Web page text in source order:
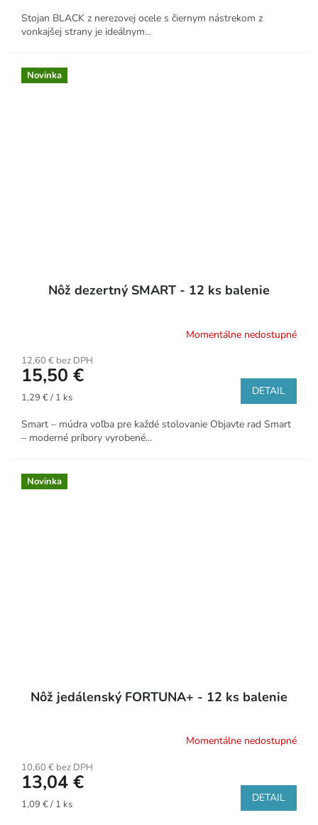
Stojan BLACK z nerezovej ocele s čiernym nástrekom z
vonkajšej strany je ideálnym...
Novinka
Nôž dezertný SMART - 12 ks balenie
Momentálne nedostupné
12,60 € bez DPH
15,50 €
Jednotková
1,29 € / 1 ks DETAIL
Smart – múdra voľba pre každé stolovanie Objavte rad Smart
– moderné príbory vyrobené...
Novinka
Nôž jedálenský FORTUNA+ - 12 ks balenie
Momentálne nedostupné
10,60 € bez DPH
13,04 €
Jednotková
1,09 € / 1 ks DETAIL